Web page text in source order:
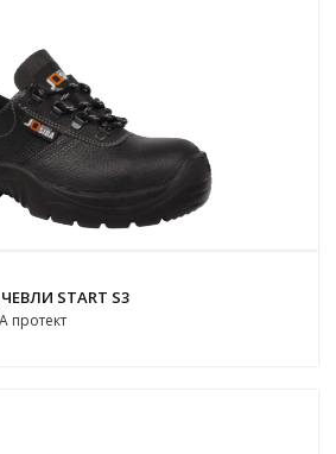
START S3
протект